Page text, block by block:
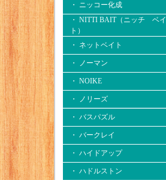
・ ニッコー化成
・ NITTI BAIT（ニッチ ベイ
ト）
・ ネットベイト
・ ノーマン
・ NOIKE
・ ノリーズ
・ バスパズル
・ バークレイ
・ ハイドアップ
・ ハドルストン